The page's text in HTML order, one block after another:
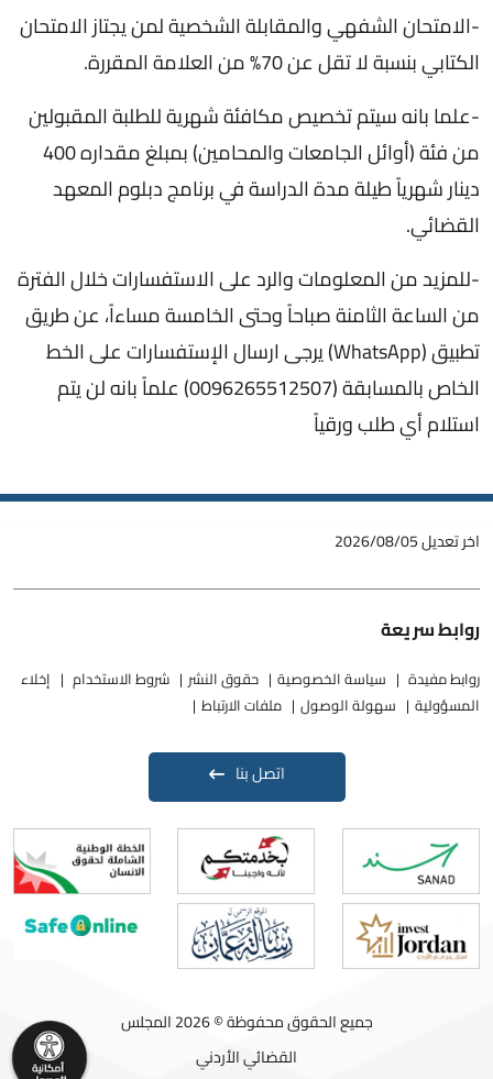
-الامتحان الشفهي والمقابلة الشخصية لمن يجتاز الامتحان
الكتابي بنسبة لا تقل عن 70% من العلامة المقررة.
-علما بانه سيتم تخصيص مكافئة شهرية للطلبة المقبولين
من فئة (أوائل الجامعات والمحامين) بمبلغ مقداره 400
دينار شهرياً طيلة مدة الدراسة في برنامج دبلوم المعهد
القضائي.
-للمزيد من المعلومات والرد على الاستفسارات خلال الفترة
من الساعة الثامنة صباحاً وحتى الخامسة مساءاً، عن طريق
تطبيق (WhatsApp) يرجى ارسال الإستفسارات على الخط
الخاص بالمسابقة (0096265512507) علماً بانه لن يتم
استلام أي طلب ورقياً
اخر تعديل2026/08/05
روابط سريعة
روابط مفيدة سياسة الخصوصية حقوق النشر شروط الاستخدام
إخلاء
المسؤولية
سهولة الوصول ملفات الارتباط
اتصل بنا
جميع الحقوق محفوظة © 2026 المجلس
القضائي الأردني